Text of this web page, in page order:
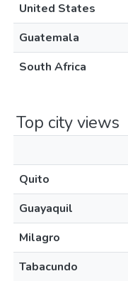
United States
Guatemala
South Africa
Top city views
Quito
Guayaquil
Milagro
Tabacundo